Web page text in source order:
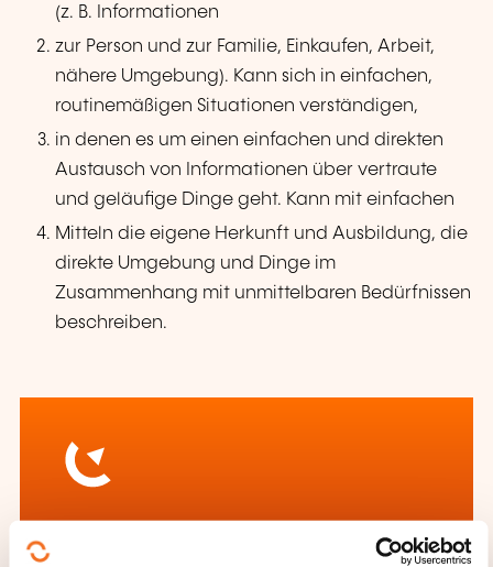
(z. B. Informationen
zur Person und zur Familie, Einkaufen, Arbeit,
nähere Umgebung). Kann sich in einfachen,
routinemäßigen Situationen verständigen,
in denen es um einen einfachen und direkten
Austausch von Informationen über vertraute
und geläufige Dinge geht. Kann mit einfachen
Mitteln die eigene Herkunft und Ausbildung, die
direkte Umgebung und Dinge im
Zusammenhang mit unmittelbaren Bedürfnissen
beschreiben.